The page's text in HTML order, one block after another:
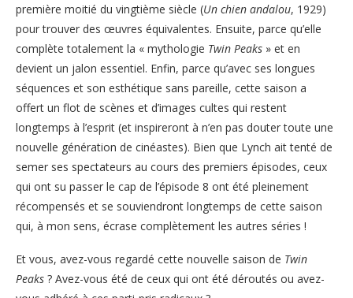
première moitié du vingtième siècle (Un chien andalou, 1929)
pour trouver des œuvres équivalentes. Ensuite, parce qu’elle
complète totalement la « mythologie Twin Peaks » et en
devient un jalon essentiel. Enfin, parce qu’avec ses longues
séquences et son esthétique sans pareille, cette saison a
offert un flot de scènes et d’images cultes qui restent
longtemps à l’esprit (et inspireront à n’en pas douter toute une
nouvelle génération de cinéastes). Bien que Lynch ait tenté de
semer ses spectateurs au cours des premiers épisodes, ceux
qui ont su passer le cap de l’épisode 8 ont été pleinement
récompensés et se souviendront longtemps de cette saison
qui, à mon sens, écrase complètement les autres séries !
Et vous, avez-vous regardé cette nouvelle saison de Twin
Peaks ? Avez-vous été de ceux qui ont été déroutés ou avez-